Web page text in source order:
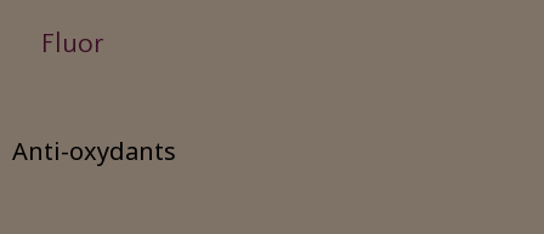
Fluor
Anti-oxydants